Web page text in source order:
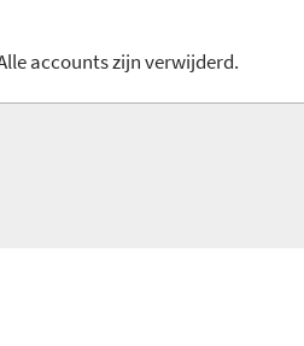
accounts zijn verwijderd.